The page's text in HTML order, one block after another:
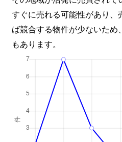
すぐに売れる可能性があり
ば競合する物件が少ないた
もあります。